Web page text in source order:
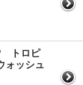
トロピ
ォッシュ